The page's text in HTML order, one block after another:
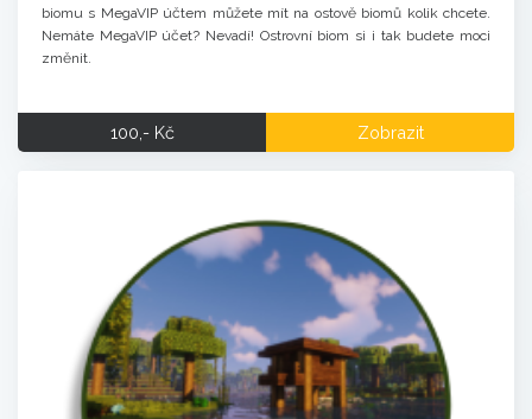
biomu s MegaVIP účtem můžete mít na ostově biomů kolik chcete.
Nemáte MegaVIP účet? Nevadí! Ostrovní biom si i tak budete moci
změnit.
100,- Kč Zobrazit